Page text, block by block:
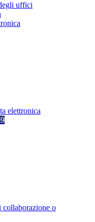
uffici
elettronica
o